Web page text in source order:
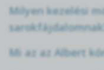
Milyen kezelési
Mi az az Albert